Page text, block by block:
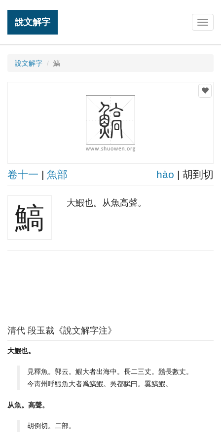
說文解字
說文解字 鰝
卷十一 | 魚部 hào | 胡到切
鰝 大鰕也。从魚高聲。
清代 段玉裁《說文解字注》
大鰕也。
見釋魚。郭云。鰕大者出海中。長二三丈。鬚長數丈。
今靑州呼鰕魚大者爲鰝鰕。吳都賦曰。罺鰝鰕。
从魚。高聲。
胡倒切。二部。